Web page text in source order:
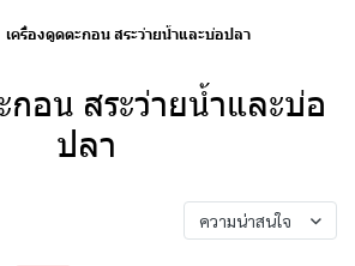
เครื่องดูดตะกอน สระว่ายน้ำและบ่อปลา
กอน สระว่ายน้ำและบ่อ
ปลา
ความน่าสนใจ